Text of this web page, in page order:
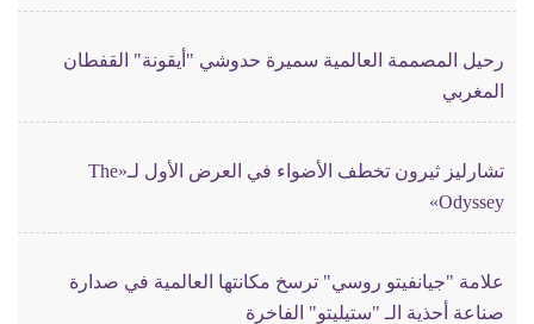
رحيل المصممة العالمية سميرة حدوشي "أيقونة" القفطان
المغربي
تشارليز ثيرون تخطف الأضواء في العرض الأول لـ«The
Odyssey»
علامة "جيانفيتو روسي" ترسخ مكانتها العالمية في صدارة
صناعة أحذية الـ "ستيليتو" الفاخرة